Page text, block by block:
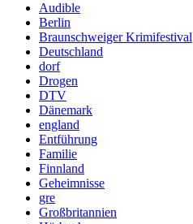
Audible
Berlin
Braunschweiger Krimifestival
Deutschland
dorf
Drogen
DTV
Dänemark
england
Entführung
Familie
Finnland
Geheimnisse
gre
Großbritannien